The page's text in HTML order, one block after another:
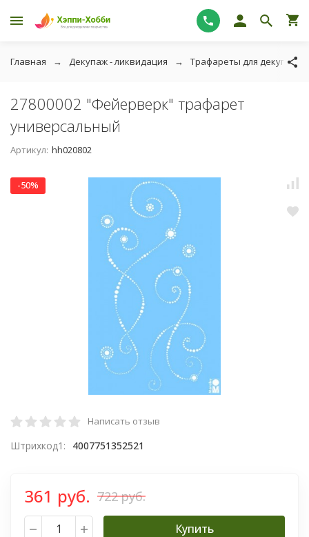
Главная Декупаж - ликвидация Трафареты для декупажа
27800002 "Фейерверк" трафарет
универсальный
Артикул: hh020802
-50%
Написать отзыв
Штрихкод1: 4007751352521
361 руб. 722 руб.
Купить